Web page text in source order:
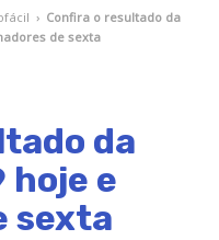
› Confira o resultado da
de sexta
da
e
sexta